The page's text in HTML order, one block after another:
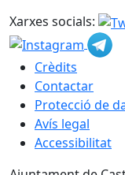
Xarxes socials:
Crèdits
Contactar
Protecció de
Avís legal
Accessibilitat